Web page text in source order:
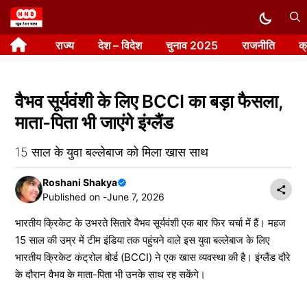
Skip
to
content राज्य देश – विदेश चुनाव 2025 राजनीति
वैभव सूर्यवंशी के लिए BCCI का बड़ा फैसला,
माता-पिता भी जाएंगे इंग्लैंड
15 साल के युवा बल्लेबाज को मिला खास साथ
Roshani Shakya
Published on -June 7, 2026
भारतीय क्रिकेट के उभरते सितारे वैभव सूर्यवंशी एक बार फिर चर्चा में हैं। महज
15 साल की उम्र में टीम इंडिया तक पहुंचने वाले इस युवा बल्लेबाज के लिए
भारतीय क्रिकेट कंट्रोल बोर्ड (BCCI) ने एक खास व्यवस्था की है। इंग्लैंड दौरे
के दौरान वैभव के माता-पिता भी उनके साथ रह सकेंगे।